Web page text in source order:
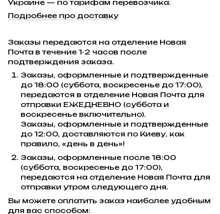
Украине — по тарифам перевозчика.
Подробнее про доставку
Заказы передаются на отделение Новая
Почта в течение 1-2 часов после
подтверждения заказа.
Заказы, оформленные и подтвержденные
до 18:00 (суббота, воскресенье до 17:00),
передаются в отделение Новая Почта для
отправки ЕЖЕДНЕВНО (суббота и
воскресенье включительно).
Заказы, оформленные и подтвержденные
до 12:00, доставляются по Киеву, как
правило, «день в день»!
Заказы, оформленные после 18:00
(суббота, воскресенье до 17:00),
передаются на отделение Новая Почта для
отправки утром следующего дня.
Вы можете оплатить заказ наиболее удобным
для вас способом: